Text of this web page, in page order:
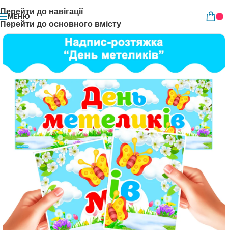
Перейти до навігації
Перейти до основного вмісту
МЕНЮ